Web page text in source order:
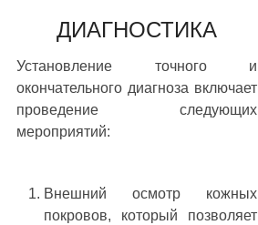
ДИАГНОСТИКА
Установление точного и
окончательного диагноза включает
проведение следующих
мероприятий:
Внешний осмотр кожных
покровов, который позволяет